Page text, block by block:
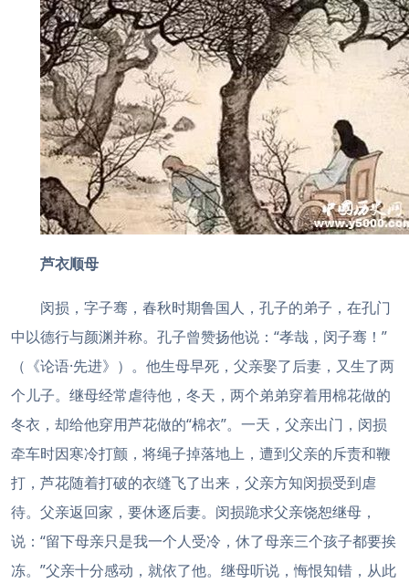
芦衣顺母
闵损，字子骞，春秋时期鲁国人，孔子的弟子，在孔门
中以德行与颜渊并称。孔子曾赞扬他说：“孝哉，闵子骞！”
（《论语·先进》）。他生母早死，父亲娶了后妻，又生了两
个儿子。继母经常虐待他，冬天，两个弟弟穿着用棉花做的
冬衣，却给他穿用芦花做的“棉衣”。一天，父亲出门，闵损
牵车时因寒冷打颤，将绳子掉落地上，遭到父亲的斥责和鞭
打，芦花随着打破的衣缝飞了出来，父亲方知闵损受到虐
待。父亲返回家，要休逐后妻。闵损跪求父亲饶恕继母，
说：“留下母亲只是我一个人受冷，休了母亲三个孩子都要挨
冻。”父亲十分感动，就依了他。继母听说，悔恨知错，从此